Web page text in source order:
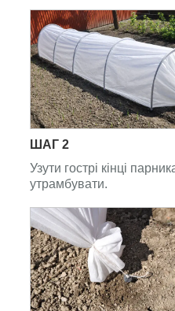
ШАГ 2
Узути гострі кінці
утрамбувати.